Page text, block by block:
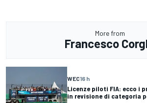
More from
Francesco
WEC16 h
Licenze piloti FIA: ecco i
in revisione di categoria